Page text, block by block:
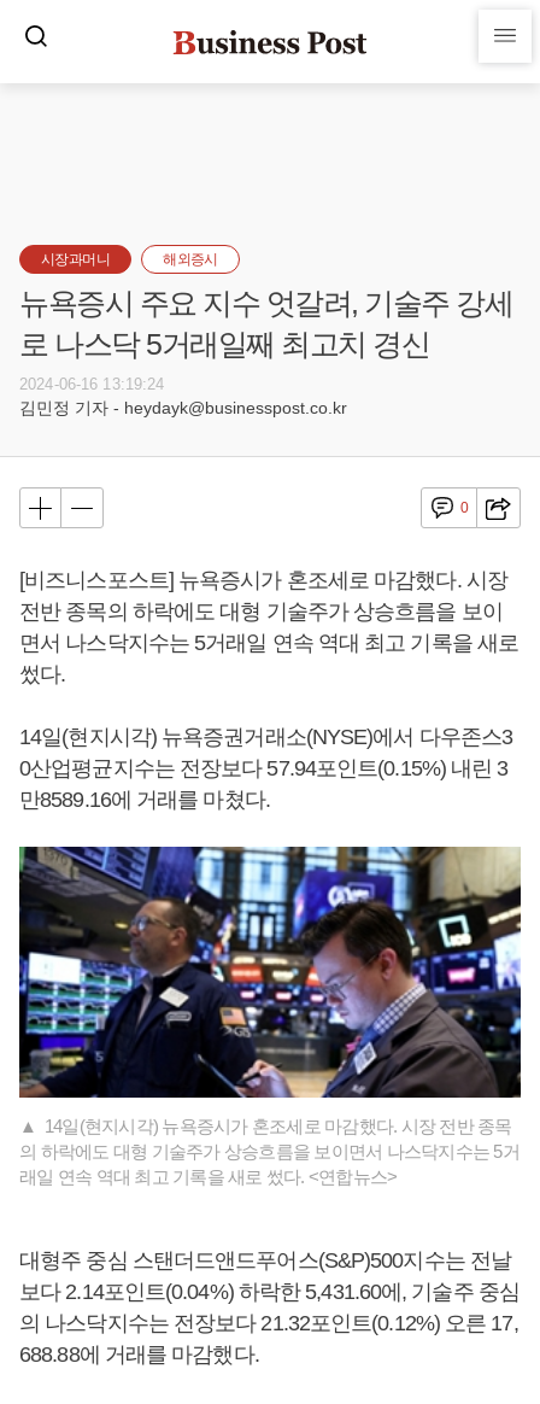
시장과머니 해외증시
뉴욕증시 주요 지수 엇갈려, 기술주 강세
로 나스닥 5거래일째 최고치 경신
2024-06-16 13:19:24
김민정 기자 - heydayk@businesspost.co.kr
0
[비즈니스포스트] 뉴욕증시가 혼조세로 마감했다. 시장
전반 종목의 하락에도 대형 기술주가 상승흐름을 보이
면서 나스닥지수는 5거래일 연속 역대 최고 기록을 새로
썼다.
14일(현지시각) 뉴욕증권거래소(NYSE)에서 다우존스3
0산업평균지수는 전장보다 57.94포인트(0.15%) 내린 3
만8589.16에 거래를 마쳤다.
▲ 14일(현지시각) 뉴욕증시가 혼조세로 마감했다. 시장 전반 종목
의 하락에도 대형 기술주가 상승흐름을 보이면서 나스닥지수는 5거
래일 연속 역대 최고 기록을 새로 썼다. <연합뉴스>
대형주 중심 스탠더드앤드푸어스(S&P)500지수는 전날
보다 2.14포인트(0.04%) 하락한 5,431.60에, 기술주 중심
의 나스닥지수는 전장보다 21.32포인트(0.12%) 오른 17,
688.88에 거래를 마감했다.